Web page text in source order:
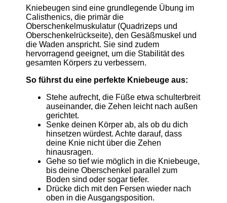
Kniebeugen sind eine grundlegende Übung im
Calisthenics, die primär die
Oberschenkelmuskulatur (Quadrizeps und
Oberschenkelrückseite), den Gesäßmuskel und
die Waden anspricht. Sie sind zudem
hervorragend geeignet, um die Stabilität des
gesamten Körpers zu verbessern.
So führst du eine perfekte Kniebeuge aus:
Stehe aufrecht, die Füße etwa schulterbreit
auseinander, die Zehen leicht nach außen
gerichtet.
Senke deinen Körper ab, als ob du dich
hinsetzen würdest. Achte darauf, dass
deine Knie nicht über die Zehen
hinausragen.
Gehe so tief wie möglich in die Kniebeuge,
bis deine Oberschenkel parallel zum
Boden sind oder sogar tiefer.
Drücke dich mit den Fersen wieder nach
oben in die Ausgangsposition.